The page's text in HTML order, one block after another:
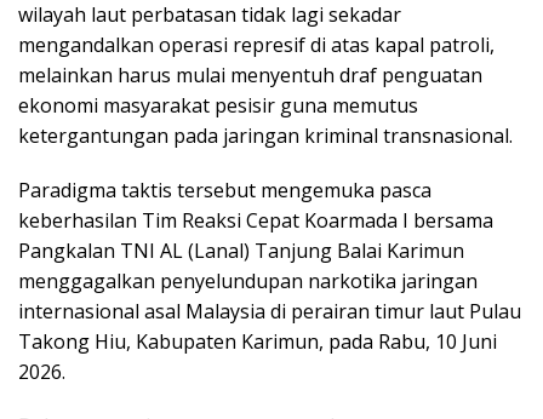
wilayah laut perbatasan tidak lagi sekadar
mengandalkan operasi represif di atas kapal patroli,
melainkan harus mulai menyentuh draf penguatan
ekonomi masyarakat pesisir guna memutus
ketergantungan pada jaringan kriminal transnasional.
Paradigma taktis tersebut mengemuka pasca
keberhasilan Tim Reaksi Cepat Koarmada I bersama
Pangkalan TNI AL (Lanal) Tanjung Balai Karimun
menggagalkan penyelundupan narkotika jaringan
internasional asal Malaysia di perairan timur laut Pulau
Takong Hiu, Kabupaten Karimun, pada Rabu, 10 Juni
2026.